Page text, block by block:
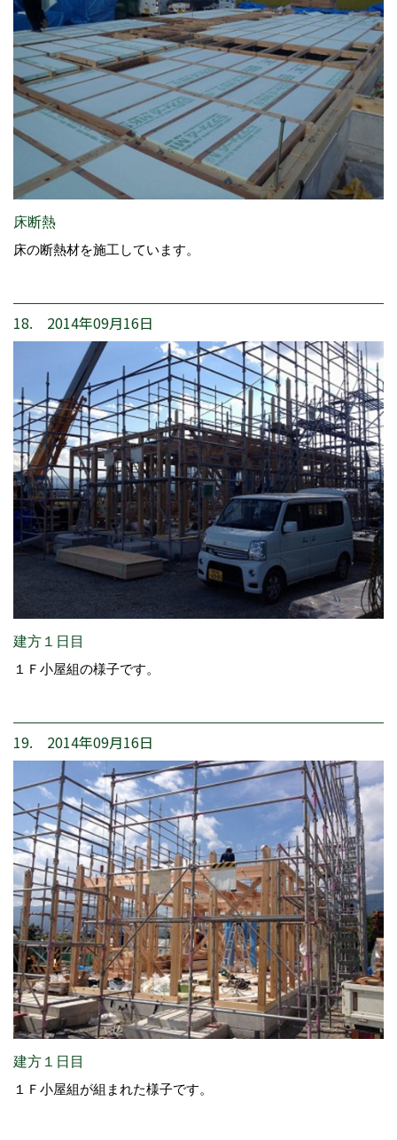
床断熱
床の断熱材を施工しています。
18. 2014年09月16日
建方１日目
１Ｆ小屋組の様子です。
19. 2014年09月16日
建方１日目
１Ｆ小屋組が組まれた様子です。